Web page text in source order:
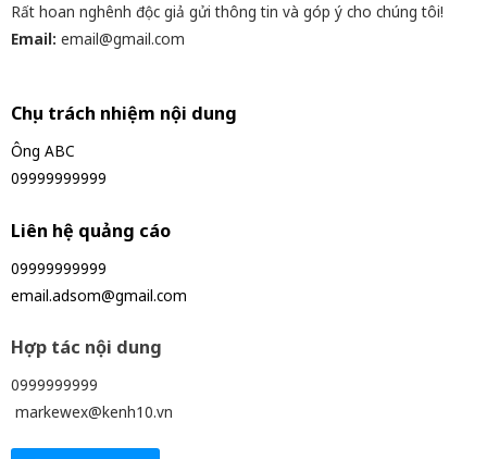
Rất hoan nghênh độc giả gửi thông tin và góp ý cho chúng tôi!
Email: email@gmail.com
Chịu trách nhiệm nội dung
Ông ABC
09999999999
Liên hệ quảng cáo
09999999999
email.adsom@gmail.com
Hợp tác nội dung
0999999999
markewex@kenh10.vn